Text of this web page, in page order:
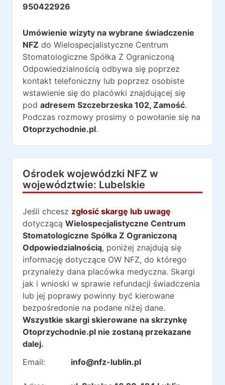
950422926
Umówienie wizyty na wybrane świadczenie
NFZ do Wielospecjalistyczne Centrum
Stomatologiczne Spółka Z Ograniczoną
Odpowiedzialnością odbywa się poprzez
kontakt telefoniczny lub poprzez osobiste
wstawienie się do placówki znajdującej się
pod adresem Szczebrzeska 102, Zamość.
Podczas rozmowy prosimy o powołanie się na
Otoprzychodnie.pl.
Ośrodek wojewódzki NFZ w
województwie: Lubelskie
Jeśli chcesz zgłosić skargę lub uwagę
dotyczącą Wielospecjalistyczne Centrum
Stomatologiczne Spółka Z Ograniczoną
Odpowiedzialnością, poniżej znajdują się
informację dotyczące OW NFZ, do którego
przynależy dana placówka medyczna. Skargi
jak i wnioski w sprawie refundacji świadczenia
lub jej poprawy powinny być kierowane
bezpośredonie na podane niżej dane.
Wszystkie skargi skierowane na skrzynkę
Otoprzychodnie.pl nie zostaną przekazane
dalej.
Email:
info@nfz-lublin.pl